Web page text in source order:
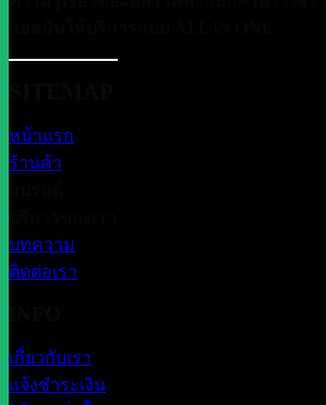
หน้าแรก
ร้านค้า
บทความ
ติดต่อเรา
เกี่ยวกับเรา
แจ้งชำระเงิน